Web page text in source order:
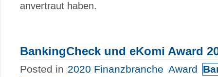
anvertraut haben.
BankingCheck und eKomi Award
Posted in 2020 Finanzbranche Award